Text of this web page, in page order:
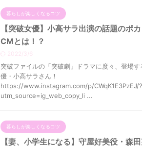
暮らしが楽しくなるコツ
【突破女優】小高サラ出演の話題のポカ
CMとは！？
2022/3/6
突破ファイルの「突破劇」ドラマに度々、登場す
優・小高サラさん！
https://www.instagram.com/p/CWqK1E3PzEJ/?
utm_source=ig_web_copy_li ...
暮らしが楽しくなるコツ
【妻、小学生になる】守屋好美役・森